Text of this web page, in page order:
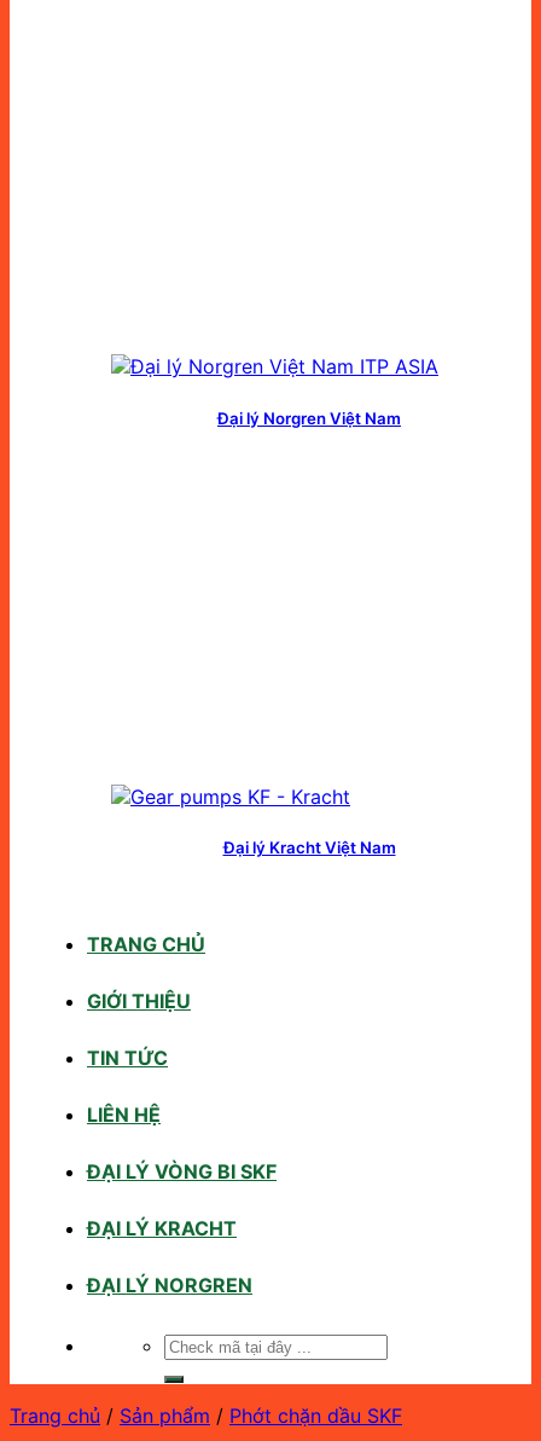
Đại lý Norgren Việt Nam
Đại lý Kracht Việt Nam
TRANG CHỦ
GIỚI THIỆU
TIN TỨC
LIÊN HỆ
ĐẠI LÝ VÒNG BI SKF
ĐẠI LÝ KRACHT
ĐẠI LÝ NORGREN
Tìm
Trang chủ / Sản phẩm / Phớt chặn dầu SKF